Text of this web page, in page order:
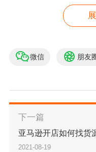
微信 朋友
下一篇
亚马逊开店如何找货
2021-08-19